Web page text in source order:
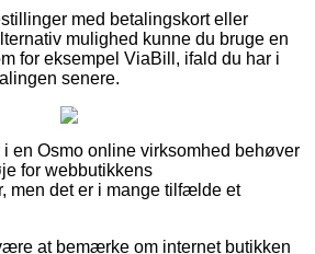
med betalingskort eller
mulighed kunne du bruge en
for eksempel ViaBill, ifald du har i
senere.
en Osmo online virksomhed behøver
for webbutikkens
men det er i mange tilfælde et
at bemærke om internet butikken